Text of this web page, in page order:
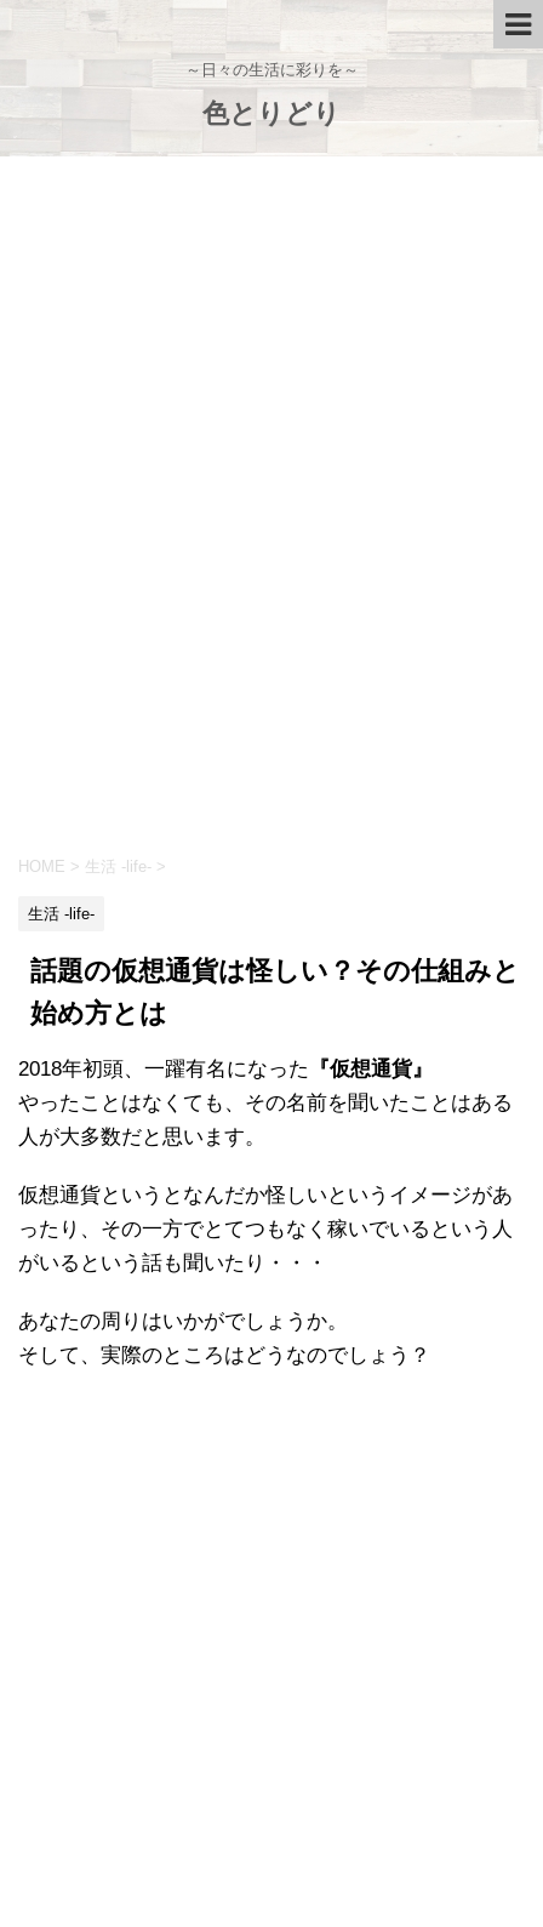
～日々の生活に彩りを～
色とりどり
HOME > 生活 -life- >
生活 -life-
話題の仮想通貨は怪しい？その仕組みと
始め方とは
2018年初頭、一躍有名になった
『仮想通貨』
やったことはなくても、その名前を聞いたことはある
人が大多数だと思います。
仮想通貨というとなんだか怪しいというイメージがあ
ったり、その一方でとてつもなく稼いでいるという人
がいるという話も聞いたり・・・
あなたの周りはいかがでしょうか。
そして、実際のところはどうなのでしょう？